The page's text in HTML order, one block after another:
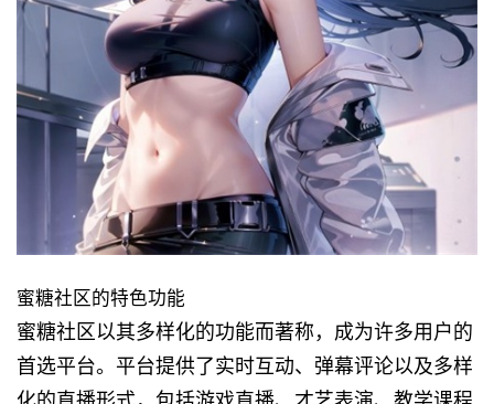
蜜糖社区的特色功能
蜜糖社区以其多样化的功能而著称，成为许多用户的
首选平台。平台提供了实时互动、弹幕评论以及多样